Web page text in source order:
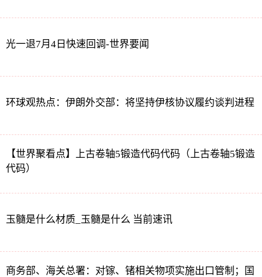
光一退7月4日快速回调-世界要闻
环球观热点：伊朗外交部：将坚持伊核协议履约谈判进程
【世界聚看点】上古卷轴5锻造代码代码（上古卷轴5锻造
代码）
玉髓是什么材质_玉髓是什么 当前速讯
商务部、海关总署：对镓、锗相关物项实施出口管制；国